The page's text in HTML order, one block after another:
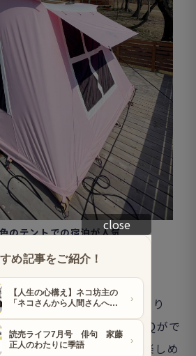
のテントでの宿泊が人気
と食事が楽しめる「日帰り
トサイトを借り切ってBBQがで
るBBQパークは雨天でも楽しめ
close